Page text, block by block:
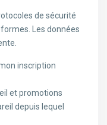
de sécurité
Les données
inscription
et promotions
depuis lequel